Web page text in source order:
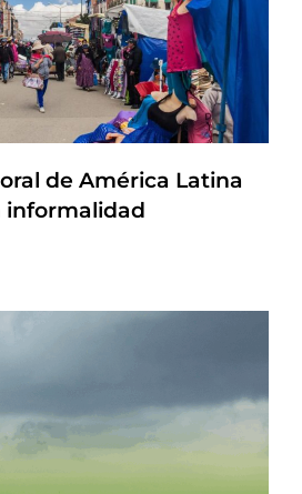
de América Latina
informalidad